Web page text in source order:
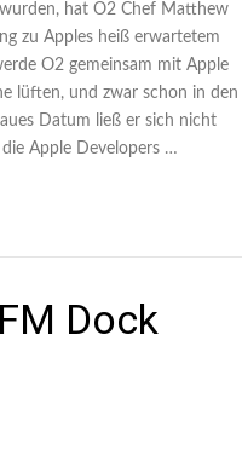
hat O2 Chef Matthew
zu Apples heiß erwartetem
O2 gemeinsam mit Apple
lüften, und zwar schon in den
Datum ließ er sich nicht
Apple Developers …
Dock